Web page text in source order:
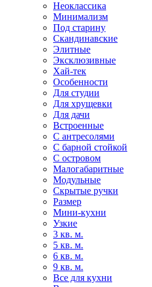
Неоклассика
Минимализм
Под старину
Скандинавские
Элитные
Эксклюзивные
Хай-тек
Особенности
Для студии
Для хрущевки
Для дачи
Встроенные
С антресолями
С барной стойкой
С островом
Малогабаритные
Модульные
Скрытые ручки
Размер
Мини-кухни
Узкие
3 кв. м.
5 кв. м.
6 кв. м.
9 кв. м.
Все для кухни